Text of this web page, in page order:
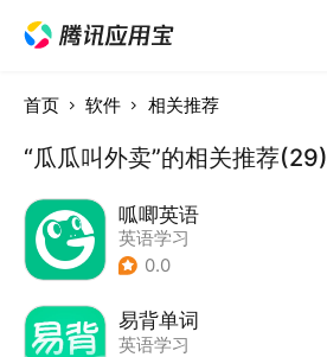
首页 软件 相关推荐
“瓜瓜叫外卖”的相关推荐(29)
呱唧英语
英语学习
0.0
易背单词
英语学习